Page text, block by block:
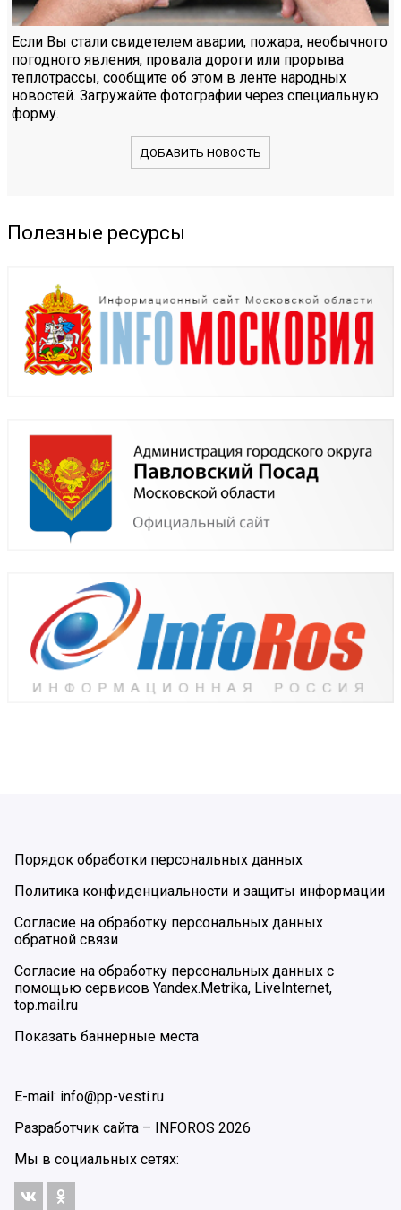
Если Вы стали свидетелем аварии, пожара, необычного
погодного явления, провала дороги или прорыва
теплотрассы, сообщите об этом в ленте народных
новостей. Загружайте фотографии через специальную
форму.
ДОБАВИТЬ НОВОСТЬ
Полезные ресурсы
Порядок обработки персональных данных
Политика конфиденциальности и защиты информации
Согласие на обработку персональных данных
обратной связи
Согласие на обработку персональных данных с
помощью сервисов Yandex.Metrika, LiveInternet,
top.mail.ru
Показать баннерные места
E-mail: info@pp-vesti.ru
Разработчик сайта –
INFOROS 2026
Мы в социальных сетях: